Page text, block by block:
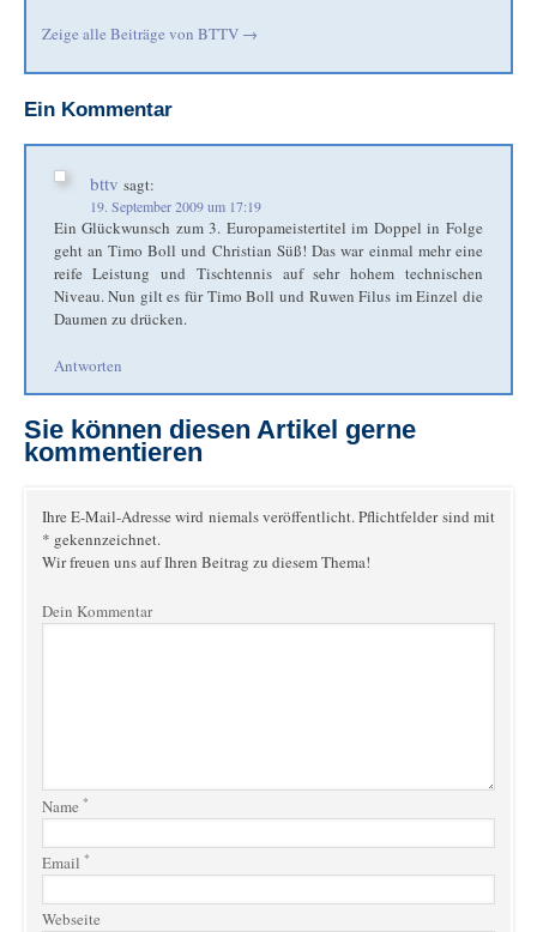
Zeige alle Beiträge von BTTV →
Ein Kommentar
bttv sagt:
19. September 2009 um 17:19
Ein Glückwunsch zum 3. Europameistertitel im Doppel in Folge
geht an Timo Boll und Christian Süß! Das war einmal mehr eine
reife Leistung und Tischtennis auf sehr hohem technischen
Niveau. Nun gilt es für Timo Boll und Ruwen Filus im Einzel die
Daumen zu drücken.
Antworten
Sie können diesen Artikel gerne
kommentieren
Ihre E-Mail-Adresse wird niemals veröffentlicht. Pflichtfelder sind mit
* gekennzeichnet.
Wir freuen uns auf Ihren Beitrag zu diesem Thema!
Dein Kommentar
Name *
Email *
Webseite